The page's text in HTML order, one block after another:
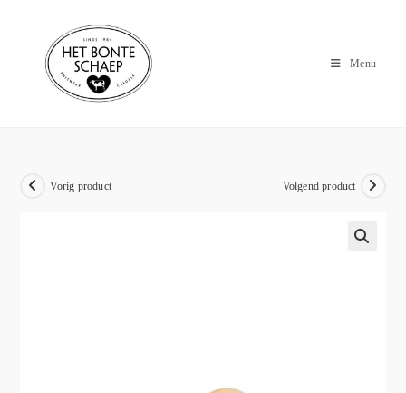
Menu
Vorig product Volgend product